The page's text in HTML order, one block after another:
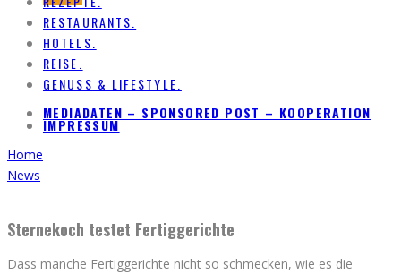
RESTAURANTS.
HOTELS.
REISE.
GENUSS & LIFESTYLE.
MEDIADATEN – SPONSORED POST – KOOPERATION
IMPRESSUM
Home
News
Sternekoch testet Fertiggerichte
Dass manche Fertiggerichte nicht so schmecken, wie es die